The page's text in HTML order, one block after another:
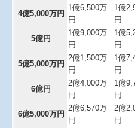
4億5,000万円
1億6,500万
円
1億
円
5億円
1億9,000万
円
1億
円
5億5,000万円
2億1,500万
円
1億
円
6億円
2億4,000万
円
1億
円
6億5,000万円
2億6,570万
円
2億
円